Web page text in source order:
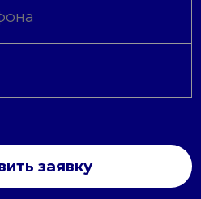
заявку